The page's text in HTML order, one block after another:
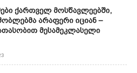
Ქართველ Მოსწავლეებში,
Არაფერი Იციან –
Მესამეკლასელი